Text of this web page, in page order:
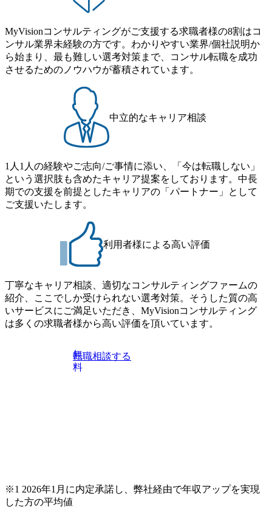
ば上がれる環境となっている 安定した経営環境の下、コン
できる 豊富な経験を持つコンサル経験者の場合は、自らチ
ームを立ち上げることが可能 裁量をもった営業活動、デリ
バリー活動ができる(スタートアップとの協業、新規ソリュ
ーションの開発 など) シンプレクスの顧客基盤、エンジニ
できる 2026年8月21日(金) 19:30〜21:30 (19:20開場) 2026年8
月12日(水) 16:00 ※参加状況によっては抽選とさせていただ
く可能性がございます。 このたび、ファーム経験者の方を
対象にした懇親会形式の採用イベント「サロンイベント」
を開催いたします。 カジュアルな場で現場社員と直接交流
できる機会ですので、ぜひご参加ください。 当日はXspear
Consulting代表取締役の早田とMDやその他現場社員が複数
名参加する予定です！ ●費用 : 無料 虎ノ門ヒルズ付近 ※詳
細な場所については参加者の方へ個別でご連絡いたしま
す。 コンサルファームにてマネージャー以上の職務を担当
の場となっている <u>教育・研修プログラムが非常に充実</
番組があり、新卒紹介、会社の七不思議紹介等、規模が大
きくなっていく中で社員同士のつながりを広げる取り組み
もしている 今後の成長戦略として海外展開を見据えてい
る。足元のグローバル案件割合は10%程度だが、英語が得
ンスも大きい。 代表インタビュー https://note.com/dirbato/n/n0
a040c36b128 Forbes JAPAN BrandVoice Studio 「使命はテクノ
ロジーで企業の可能性を引き出すこと。日本に求められるI
Tコンサルタントという伴走者」 https://forbesjapan.com/article
s/detail/67452 Forbes JAPAN BrandVoice Studio 「コンサル業
界におけるIT人材価値再興。Dirbatoの最前線パートナーが
切り開くテクノロジーの変革」 https://forbesjapan.com/articles/
preview/68657?preview=TAI1oir8Coe5Df3zuZhtd24YfH72/Zzdm
BTIEMOnWUWREjOFLO1IL1KPEi4dgCbb Forbes JAPAN Bra
ndVoice Studio 「求めるのは、競争と連帯 。IT特化の急成長
ファーム・Dirbatoの社員支援」 https://forbesjapan.com/articles/
detail/69848 MyViision企業インタビュー① https://my-vision.co.
jp/consulting-firm/dirbato/interview01 MyViision企業インタビュ
ー② https://my-vision.co.jp/consulting-firm/dirbato/interview02 20
26年8月18日(火) 19:00開始～最長20:00終了 2026年8月13日
(木) 16:00 当日はDirbatoの現役トップコンサルタントが業界
動向を踏まえ、コンサルティング市場の最新トレンドをお
伝えいたします。コンサルティング業界への転職を迷われ
ている方や情報収集を行いたい方のご参加も歓迎です。更
ンサルタントも登壇しますので、当社へ気になることや転
職後のご不安な事はその場でご質問いただけますので、ぜ
承ください。 【服装・持ち物】 ・特になし カジュアルな服
装でご参加ください。 【募集ポジション】 ITコンサルタン
MyVisionコンサルティングがご支援する求職者様の8割はコ
ンサル業界未経験の方です。わかりやすい業界/個社説明か
ら始まり、最も難しい選考対策まで、コンサル転職を成功
させるためのノウハウが蓄積されています。
中立的なキャリア相談
1人1人の経験やご志向/ご事情に添い、「今は転職しない」
という選択肢も含めたキャリア提案をしております。中長
期での支援を前提としたキャリアの「パートナー」として
ご支援いたします。
利用者様による高い評価
丁寧なキャリア相談、適切なコンサルティングファームの
紹介、ここでしか受けられない選考対策。そうした質の高
いサービスにご満足いただき、MyVisionコンサルティング
は多くの求職者様から高い評価を頂いています。
無
料
転職相談する
※1 2026年1月に内定承諾し、弊社経由で年収アップを実現
した方の平均値